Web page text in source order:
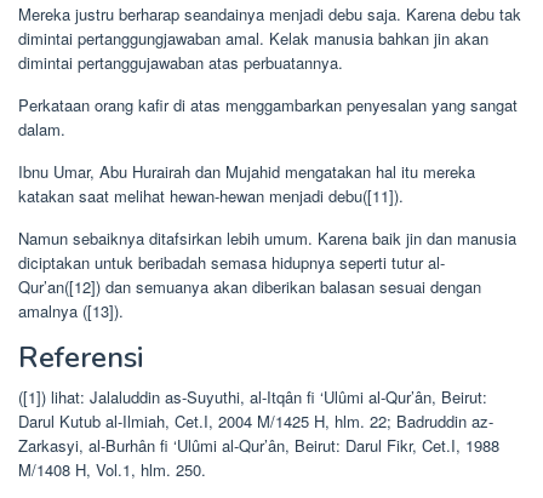
Mereka justru berharap seandainya menjadi debu saja. Karena debu tak
dimintai pertanggungjawaban amal. Kelak manusia bahkan jin akan
dimintai pertanggujawaban atas perbuatannya.
Perkataan orang kafir di atas menggambarkan penyesalan yang sangat
dalam.
Ibnu Umar, Abu Hurairah dan Mujahid mengatakan hal itu mereka
katakan saat melihat hewan-hewan menjadi debu([11]).
Namun sebaiknya ditafsirkan lebih umum. Karena baik jin dan manusia
diciptakan untuk beribadah semasa hidupnya seperti tutur al-
Qur’an([12]) dan semuanya akan diberikan balasan sesuai dengan
amalnya ([13]).
Referensi
([1]) lihat: Jalaluddin as-Suyuthi, al-Itqân fi ‘Ulûmi al-Qur’ân, Beirut:
Darul Kutub al-Ilmiah, Cet.I, 2004 M/1425 H, hlm. 22; Badruddin az-
Zarkasyi, al-Burhân fi ‘Ulûmi al-Qur’ân, Beirut: Darul Fikr, Cet.I, 1988
M/1408 H, Vol.1, hlm. 250.